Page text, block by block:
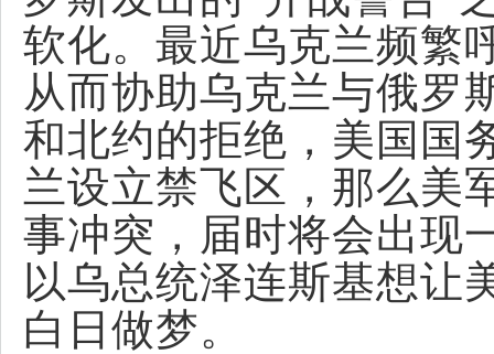
软化。最近乌克兰频繁
从而协助乌克兰与俄罗
和北约的拒绝，美国国
兰设立禁飞区，那么美
事冲突，届时将会出现
以乌总统泽连斯基想让
白日做梦。